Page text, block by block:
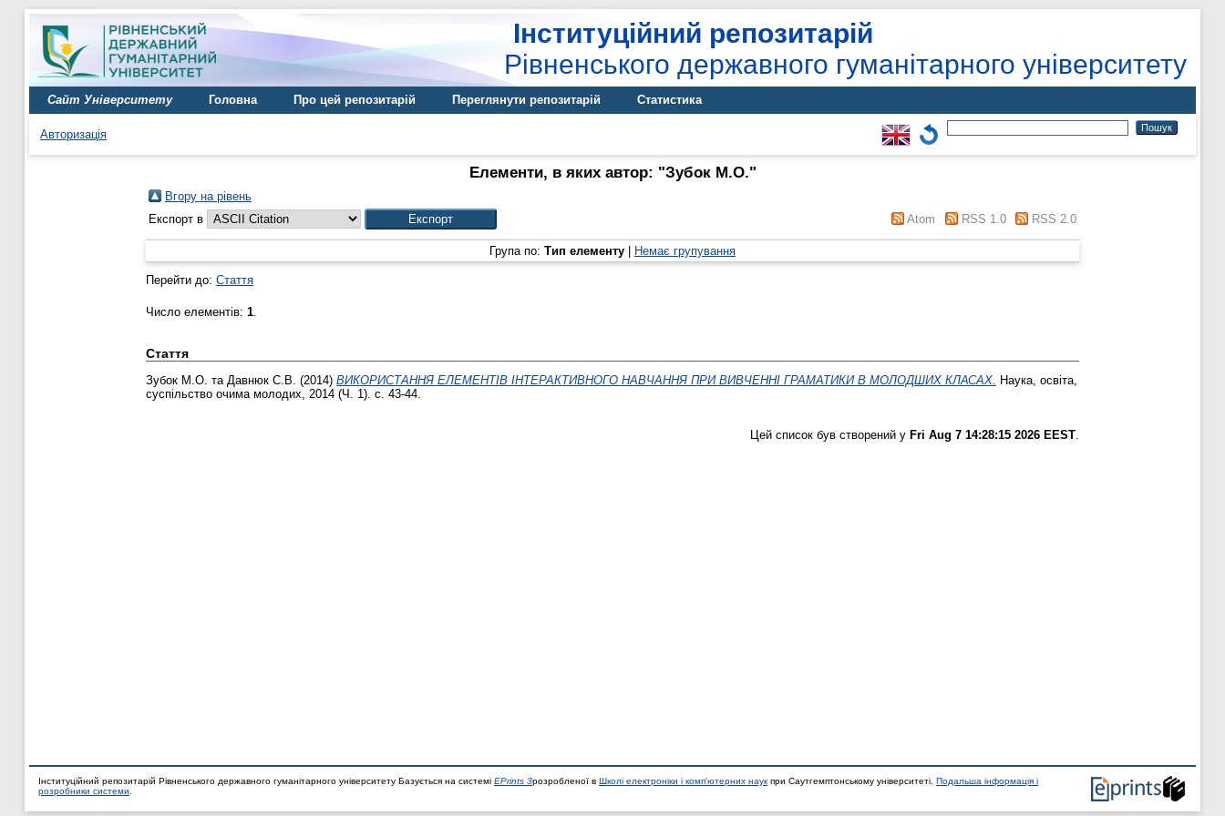
Інституційний репозитарій
Рівненського державного гуманітарного університету
Сайт Університету Головна Про цей репозитарій Переглянути репозитарій Статистика
Авторизація
Елементи, в яких автор: "Зубок М.О."
Вгору на рівень
Експорт в
Atom RSS 1.0 RSS 2.0
Група по: Тип елементу Немає групування
Перейти до: Стаття
Число елементів: 1.
Стаття
Зубок М.О. та Давнюк С.В. (2014) ВИКОРИСТАННЯ ЕЛЕМЕНТІВ ІНТЕРАКТИВНОГО НАВЧАННЯ ПРИ ВИВЧЕННІ ГРАМАТИКИ В МОЛОДШИХ КЛАСАХ.
Наука, освіта,
суспільство очима молодих, 2014 (Ч. 1). с. 43-44.
Цей список був створений у Fri Aug 7 14:28:15 2026 EEST
Інституційний репозитарій Рівненського державного гуманітарного університету Базується на системі EPrints 3розробленої в Школі електроніки і комп'ютерних наук при Саутгемптонському університеті. Подальша інформація і
розробники системи